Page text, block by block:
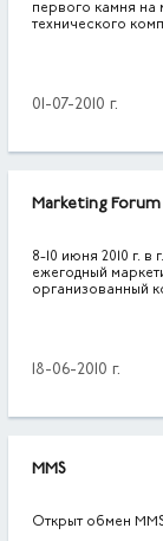
первого камня на
технического
01-07-2010 г.
Marketing Forum
8-10 июня 2010 г.
ежегодный
организованный
18-06-2010 г.
MMS
Открыт обмен